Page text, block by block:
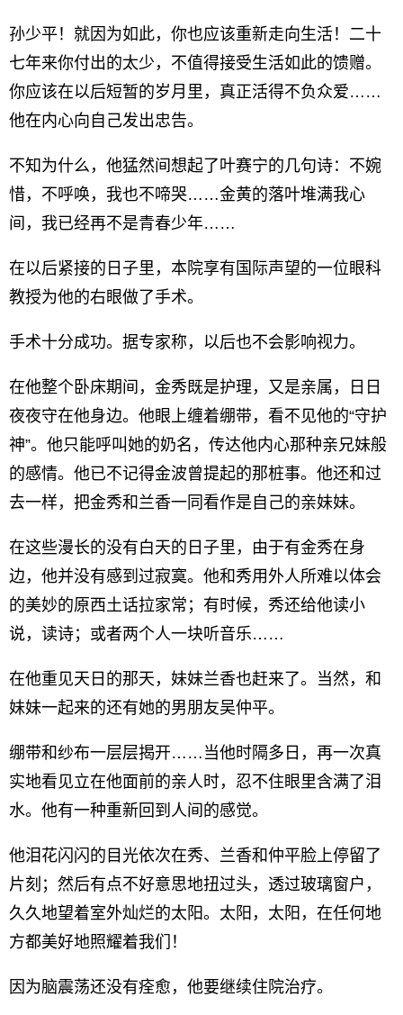
孙少平！就因为如此，你也应该重新走向生活！二十
七年来你付出的太少，不值得接受生活如此的馈赠。
你应该在以后短暂的岁月里，真正活得不负众爱……
他在内心向自己发出忠告。
不知为什么，他猛然间想起了叶赛宁的几句诗：不婉
惜，不呼唤，我也不啼哭……金黄的落叶堆满我心
间，我已经再不是青春少年……
在以后紧接的日子里，本院享有国际声望的一位眼科
教授为他的右眼做了手术。
手术十分成功。据专家称，以后也不会影响视力。
在他整个卧床期间，金秀既是护理，又是亲属，日日
夜夜守在他身边。他眼上缠着绷带，看不见他的“守护
神”。他只能呼叫她的奶名，传达他内心那种亲兄妹般
的感情。他已不记得金波曾提起的那桩事。他还和过
去一样，把金秀和兰香一同看作是自己的亲妹妹。
在这些漫长的没有白天的日子里，由于有金秀在身
边，他并没有感到过寂寞。他和秀用外人所难以体会
的美妙的原西土话拉家常；有时候，秀还给他读小
说，读诗；或者两个人一块听音乐……
在他重见天日的那天，妹妹兰香也赶来了。当然，和
妹妹一起来的还有她的男朋友吴仲平。
绷带和纱布一层层揭开……当他时隔多日，再一次真
实地看见立在他面前的亲人时，忍不住眼里含满了泪
水。他有一种重新回到人间的感觉。
他泪花闪闪的目光依次在秀、兰香和仲平脸上停留了
片刻；然后有点不好意思地扭过头，透过玻璃窗户，
久久地望着室外灿烂的太阳。太阳，太阳，在任何地
方都美好地照耀着我们！
因为脑震荡还没有痊愈，他要继续住院治疗。